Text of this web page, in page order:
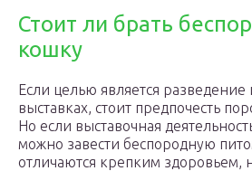
Стоит ли брать
кошку
Если целью является разведение
выставках, стоит предпочесть
Но если выставочная
можно завести беспородную
отличаются крепким здоровьем,